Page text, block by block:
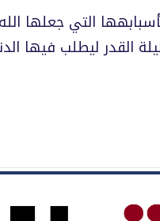
التي جعلها
القدر ليطلب فيها